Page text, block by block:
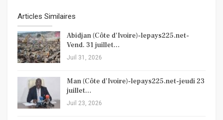
Articles Similaires
Abidjan (Côte d’Ivoire)-lepays225.net-
Vend. 31 juillet…
Juil 31, 2026
Man (Côte d’Ivoire)-lepays225.net-jeudi 23
juillet…
Juil 23, 2026